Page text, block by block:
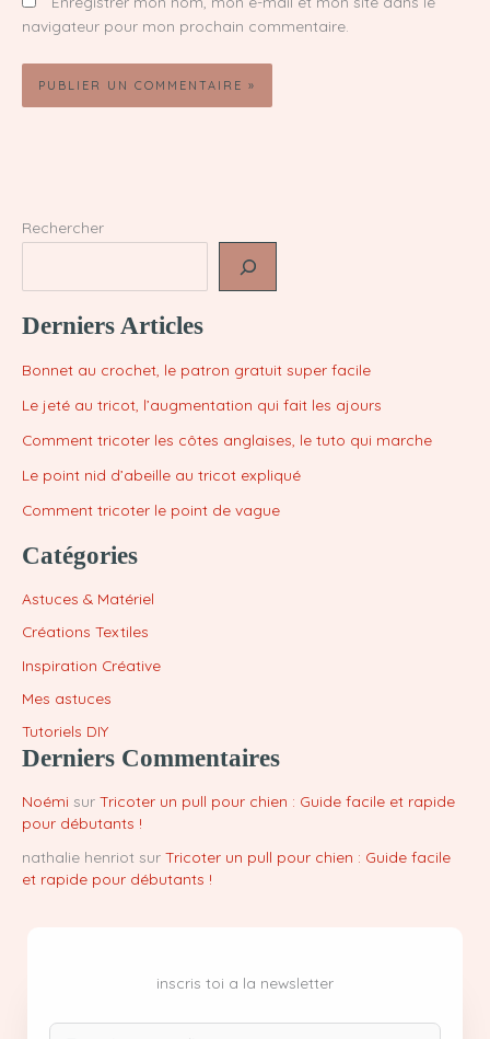
navigateur pour mon prochain commentaire.
Rechercher
Derniers Articles
Bonnet au crochet, le patron gratuit super facile
Le jeté au tricot, l’augmentation qui fait les ajours
Comment tricoter les côtes anglaises, le tuto qui marche
Le point nid d’abeille au tricot expliqué
Comment tricoter le point de vague
Catégories
Astuces & Matériel
Créations Textiles
Inspiration Créative
Mes astuces
Tutoriels DIY
Derniers Commentaires
Noémi sur Tricoter un pull pour chien : Guide facile et rapide
pour débutants !
nathalie henriot sur Tricoter un pull pour chien : Guide facile
et rapide pour débutants !
inscris toi a la newsletter